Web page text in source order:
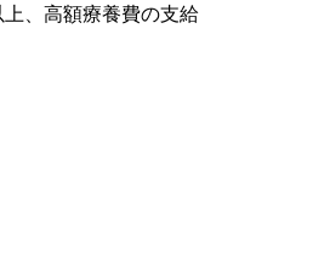
、高額療養費の支給